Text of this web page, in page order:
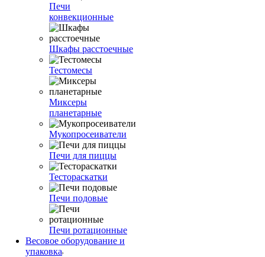
Печи
конвекционные
Шкафы расстоечные
Тестомесы
Миксеры
планетарные
Мукопросеиватели
Печи для пиццы
Тестораскатки
Печи подовые
Печи ротационные
Весовое оборудование и
упаковка